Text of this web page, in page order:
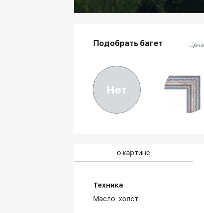
Подобрать багет Цена
Нет
о картине
Техника
Масло,холст